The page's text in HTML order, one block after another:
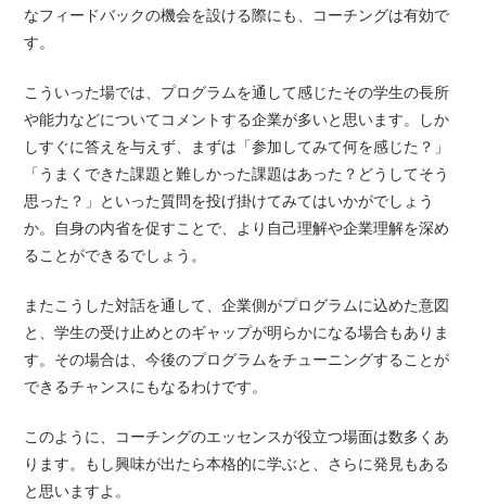
なフィードバックの機会を設ける際にも、コーチングは有効で
す。
こういった場では、プログラムを通して感じたその学生の長所
や能力などについてコメントする企業が多いと思います。しか
しすぐに答えを与えず、まずは「参加してみて何を感じた？」
「うまくできた課題と難しかった課題はあった？どうしてそう
思った？」といった質問を投げ掛けてみてはいかがでしょう
か。自身の内省を促すことで、より自己理解や企業理解を深め
ることができるでしょう。
またこうした対話を通して、企業側がプログラムに込めた意図
と、学生の受け止めとのギャップが明らかになる場合もありま
す。その場合は、今後のプログラムをチューニングすることが
できるチャンスにもなるわけです。
このように、コーチングのエッセンスが役立つ場面は数多くあ
ります。もし興味が出たら本格的に学ぶと、さらに発見もある
と思いますよ。